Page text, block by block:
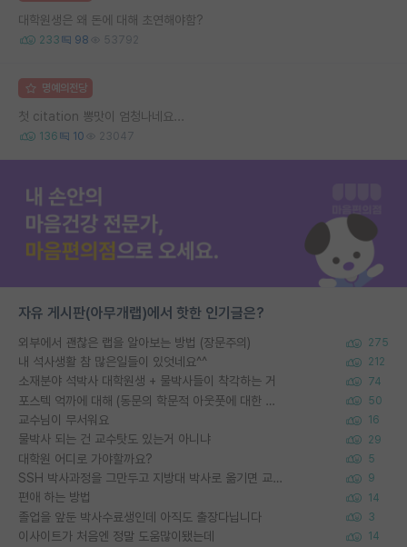
대학원생은 왜 돈에 대해 초연해야함?
233 98 53792
명예의전당
첫 citation 뽕맛이 엄청나네요...
136 10 23047
자유 게시판(아무개랩)에서 핫한 인기글은?
외부에서 괜찮은 랩을 알아보는 방법 (장문주의) 275
내 석사생활 참 많은일들이 있엇네요^^ 212
소재분야 석박사 대학원생 + 물박사들이 착각하는 거 74
포스텍 억까에 대해 (동문의 학문적 아웃풋에 대한 반박) 50
교수님이 무서워요 16
물박사 되는 건 교수탓도 있는거 아니냐 29
대학원 어디로 가야할까요? 5
SSH 박사과정을 그만두고 지방대 박사로 옮기면 교수의 꿈은 끝일까요? 9
편애 하는 방법 14
졸업을 앞둔 박사수료생인데 아직도 출장다닙니다 3
이사이트가 처음엔 정말 도움많이됐는데 14